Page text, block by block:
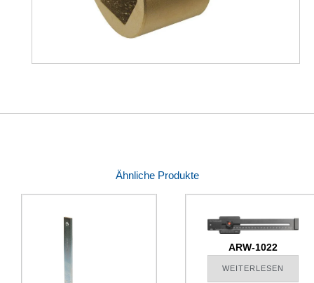
Ähnliche Produkte
ARW-1022
WEITERLESEN